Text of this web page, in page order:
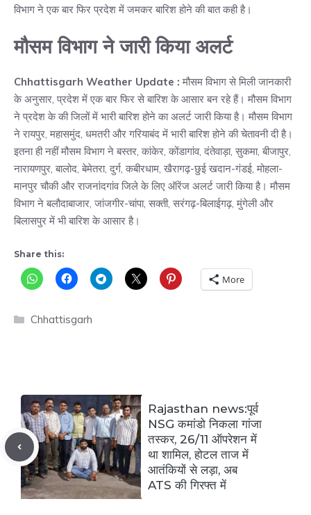
विभाग ने एक बार फिर प्रदेश में जमकर बारिश होने की बात कही है।
मौसम विभाग ने जारी किया अलर्ट
Chhattisgarh Weather Update : मौसम विभाग से मिली जानकारी
के अनुसार, प्रदेश में एक बार फिर से बारिश के आसार बन रहे हैं। मौसम विभाग
ने प्रदेश के की जिलों में भारी बारिश होने का अलर्ट जारी किया है। मौसम विभाग
ने रायपुर, महासमुंद, धमतरी और गरियाबंद में भारी बारिश होने की चेतावनी दी है।
इतना ही नहीं मौसम विभाग ने बस्तर, कांकेर, कोंडागांव, दंतेवाड़ा, सुकमा, बीजापुर,
नारायणपुर, बालोद, बेमेतरा, दुर्ग, कबीरधाम, खैरागढ़-छुई खदान-गंडई, मोहला-
मानपुर चौकी और राजनांदगांव जिले के लिए ऑरेंज अलर्ट जारी किया है। मौसम
विभाग ने बलौदाबाजार, जांजगीर-चांपा, सक्ती, सरंगढ़-बिलाईगढ़, मुंगेली और
बिलासपुर में भी बारिश के आसार है।
Share this:
More
Categories
Chhattisgarh
Rajasthan news:पूर्व
NSG कमांडो निकला गांजा
तस्कर, 26/11 ऑपरेशन में
था शामिल, होटल ताज में
आतंकियों से लड़ा, अब
ATS की गिरफ्त में